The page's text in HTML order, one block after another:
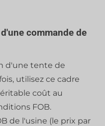
commande de
d'une tente de
utilisez ce cadre
coût au
FOB.
de l'usine (le prix par